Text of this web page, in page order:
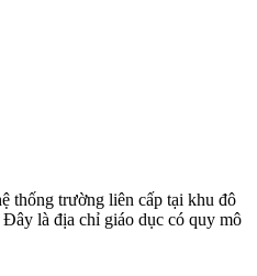
thống trường liên cấp tại khu đô
là địa chỉ giáo dục có quy mô